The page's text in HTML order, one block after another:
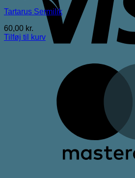
Tartarus Sermilik
60,00 kr.
Tilføj til kurv